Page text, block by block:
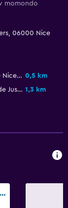
momondo
06000 Nice
Saint-Nicolas de Nice Cathedral 0,5 km
Place du Palais de Justice 1,3 km
Best Western Plus Hotel Massena Nice